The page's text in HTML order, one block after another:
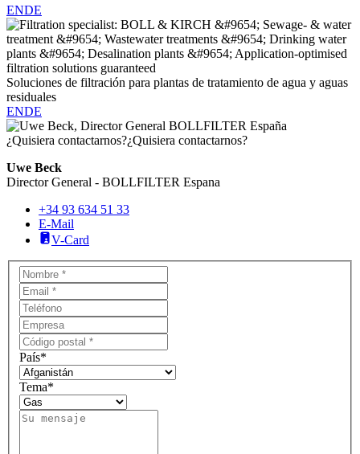
ENDE
Soluciones de filtración para plantas de tratamiento de agua y aguas
residuales
ENDE
¿Quisiera contactarnos?¿Quisiera contactarnos?
Uwe Beck
Director General - BOLLFILTER Espana
+34 93 634 51 33
E-Mail
V-Card
País*
Tema*